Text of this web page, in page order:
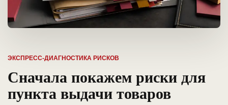
ЭКСПРЕСС-ДИАГНОСТИКА РИСКОВ
Сначала покажем риски для
пункта выдачи товаров